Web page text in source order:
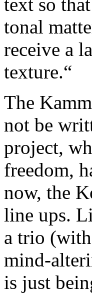
tonal
receive a
texture.“
The
not be
project,
freedom,
now, the
line ups.
a trio
mind-
is just